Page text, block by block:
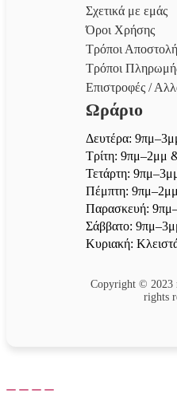
Σχετικά με εμάς
Όροι Χρήσης
Τρόποι
Τρόποι
Επιστροφές /
Ωράριο
Δευτέρα:
Τρίτη: 9πμ–2μμ
Τετάρτη:
Πέμπτη:
Παρασκευή:
Σάββατο:
Κυριακή:
Copyright © 2023
rights